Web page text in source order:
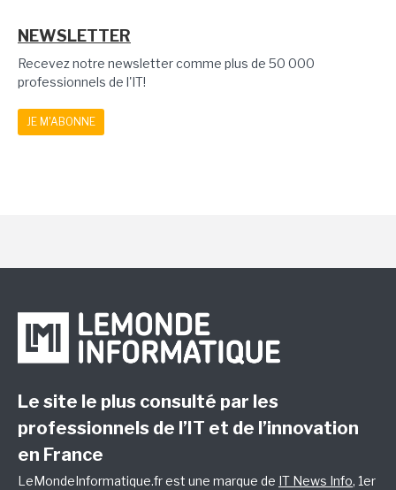
NEWSLETTER
Recevez notre newsletter comme plus de 50 000
professionnels de l'IT!
JE M'ABONNE
Le site le plus consulté par les
professionnels de l’IT et de l’innovation
en France
LeMondeInformatique.fr est une marque de IT News Info, 1er